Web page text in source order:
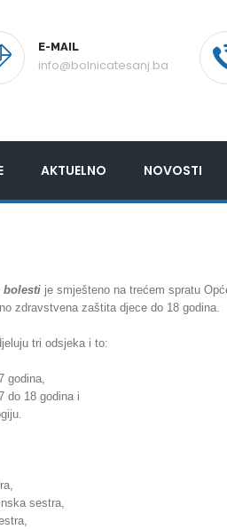
E-MAIL
info@bolnicatesanj.ba
AKTUELNO NOVOSTI
bolesti je smješteno na trećem spratu
zdravstvena zaštita djece do 18 godina.
tri odsjeka i to:
godina,
do 18 godina i
sestra,